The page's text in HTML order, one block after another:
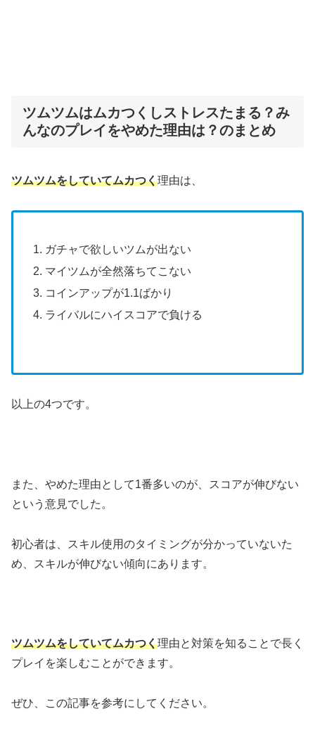
ツムツムはムカつくしストレスたまる？み
んなのプレイをやめた理由は？のまとめ
ツムツムをしていてムカつく理由は、
ガチャで欲しいツムが出ない
マイツムが全然落ちてこない
コインアップが1.1ばかり
ライバルにハイスコアで負ける
以上の4つです。
また、やめた理由として1番多いのが、スコアが伸びない
という意見でした。
初心者は、スキル使用のタイミングが分かっていないた
め、スキルが伸びない傾向にあります。
ツムツムをしていてムカつく理由と対策を知ることで長く
プレイを楽しむことができます。
ぜひ、この記事を参考にしてください。